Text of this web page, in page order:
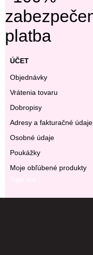
ÚČET
Objednávky
Vrátenia tovaru
Dobropisy
Adresy a fakturačné údaje
Osobné údaje
Poukážky
Moje obľúbené produkty